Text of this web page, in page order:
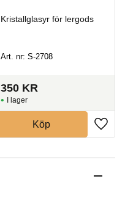
Kristallglasyr för lergods
Art. nr: S-2708
350 KR
I lager
Köp